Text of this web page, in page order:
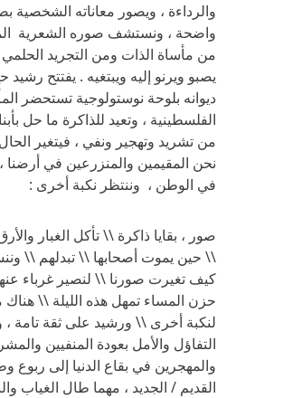
والرداءة ، ويصور معاناته الشخصية
واضحة ، ونستشف صوره الشعرية
من مأساة الذات ومن التجريد
يصبو ويرنو إليه ويبتغيه . يفتتح رشيد
ديوانه بلوحة نوستولوجية تستحضر
الفلسطينية ، وتعيد للذاكرة ما حل
من تشريد وتهجير ونفي ، فيتغير
نحن المقيمين والمنزرعين في أرضنا
في الوطن ، وننتظر نكبة أخرى :
صور ، بقايا ذاكرة \\ تأكل الغبار
\\ حين يموت أصحابها \\ تبدلهم \\
كيف تغيرت صورنا \\ لنصير غرباء
حزن المساء تمهل هذه الليلة \\
لنكبة أخرى \\ ورشيد على ثقة تامة ،
التفاؤل والأمل بعودة المنفيين
والمهجرين في بقاع الدنيا إلى ربوع
القديم / الجديد ، مهما طال الغياب